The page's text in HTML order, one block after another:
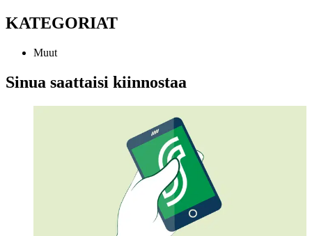
KATEGORIAT
Muut
Sinua saattaisi kiinnostaa